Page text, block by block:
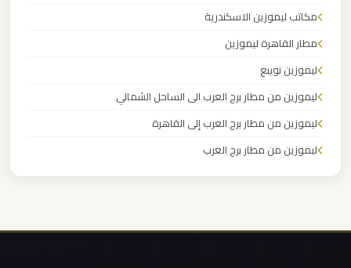
مكاتب ليموزين الاسكندرية
مطار القاهرة ليموزين
ليموزين نويبع
ليموزين من مطار برج العرب الى الساحل الشمالي
ليموزين من مطار برج العرب إلى القاهرة
ليموزين من مطار برج العرب
ليموزين من مطار القاهرة
ليموزين من القاهرة الى مطار برج العرب
ليموزين
القاهرة
ليموزين
القاهرة